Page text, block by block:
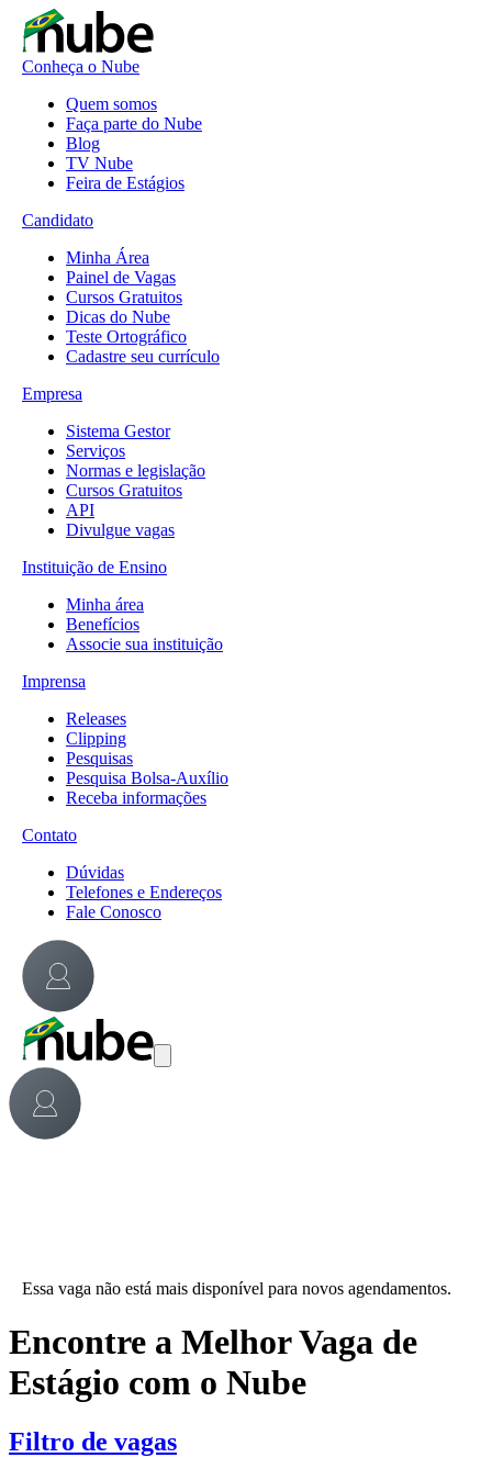
Conheça o Nube
Quem somos
Faça parte do Nube
Blog
TV Nube
Feira de Estágios
Candidato
Minha Área
Painel de Vagas
Cursos Gratuitos
Dicas do Nube
Teste Ortográfico
Cadastre seu currículo
Empresa
Sistema Gestor
Serviços
Normas e legislação
Cursos Gratuitos
API
Divulgue vagas
Instituição de Ensino
Minha área
Benefícios
Associe sua instituição
Imprensa
Releases
Clipping
Pesquisas
Pesquisa Bolsa-Auxílio
Receba informações
Contato
Dúvidas
Telefones e Endereços
Fale Conosco
Essa vaga não está mais disponível para novos agendamentos.
Encontre a Melhor Vaga de
Estágio com o Nube
Filtro de vagas